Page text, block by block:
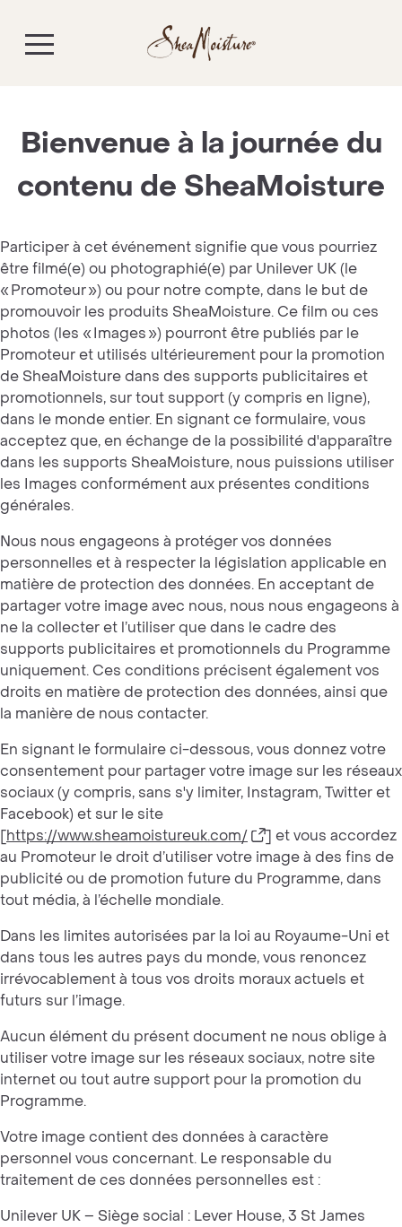
Bienvenue à la journée du
contenu de SheaMoisture
Participer à cet événement signifie que vous pourriez
être filmé(e) ou photographié(e) par Unilever UK (le
« Promoteur ») ou pour notre compte, dans le but de
promouvoir les produits SheaMoisture. Ce film ou ces
photos (les « Images ») pourront être publiés par le
Promoteur et utilisés ultérieurement pour la promotion
de SheaMoisture dans des supports publicitaires et
promotionnels, sur tout support (y compris en ligne),
dans le monde entier. En signant ce formulaire, vous
acceptez que, en échange de la possibilité d'apparaître
dans les supports SheaMoisture, nous puissions utiliser
les Images conformément aux présentes conditions
générales.
Nous nous engageons à protéger vos données
personnelles et à respecter la législation applicable en
matière de protection des données. En acceptant de
partager votre image avec nous, nous nous engageons à
ne la collecter et l’utiliser que dans le cadre des
supports publicitaires et promotionnels du Programme
uniquement. Ces conditions précisent également vos
droits en matière de protection des données, ainsi que
la manière de nous contacter.
En signant le formulaire ci-dessous, vous donnez votre
consentement pour partager votre image sur les réseaux
sociaux (y compris, sans s'y limiter, Instagram, Twitter et
Facebook) et sur le site
[https://www.sheamoistureuk.com/
] et vous accordez
au Promoteur le droit d’utiliser votre image à des fins de
publicité ou de promotion future du Programme, dans
tout média, à l’échelle mondiale.
Dans les limites autorisées par la loi au Royaume-Uni et
dans tous les autres pays du monde, vous renoncez
irrévocablement à tous vos droits moraux actuels et
futurs sur l’image.
Aucun élément du présent document ne nous oblige à
utiliser votre image sur les réseaux sociaux, notre site
internet ou tout autre support pour la promotion du
Programme.
Votre image contient des données à caractère
personnel vous concernant. Le responsable du
traitement de ces données personnelles est :
Unilever UK – Siège social : Lever House, 3 St James